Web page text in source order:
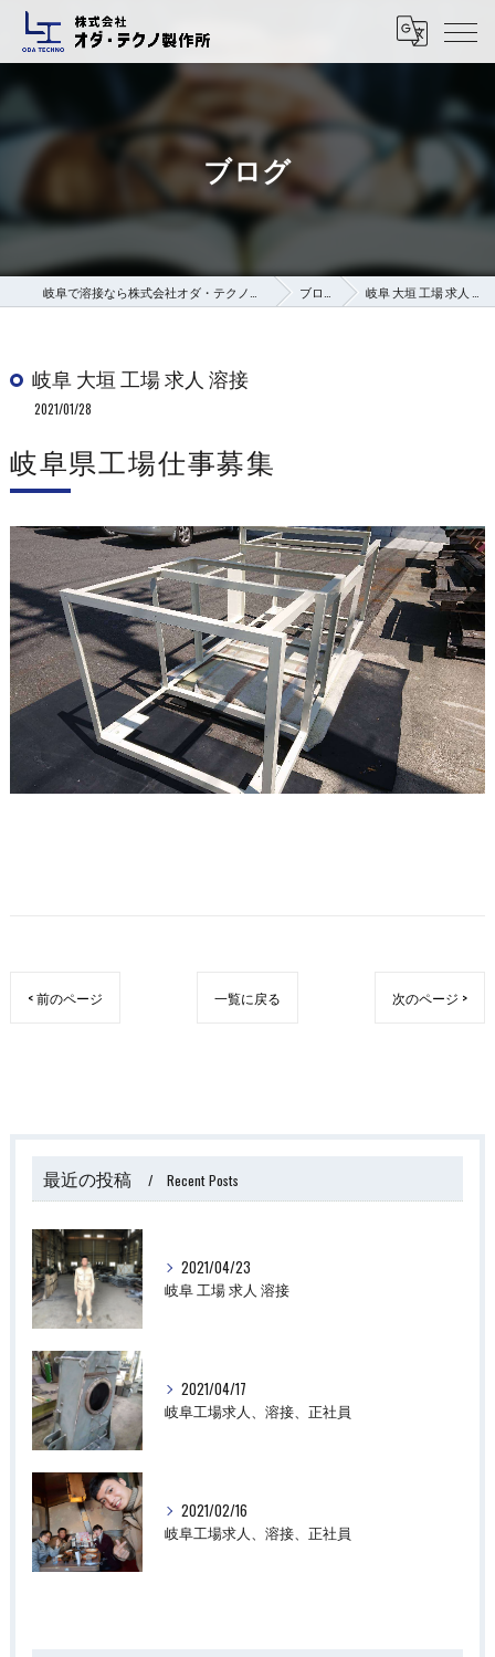
ブログ
ブログ 岐阜 大垣 工場 求人 溶接
岐阜 大垣 工場 求人 溶接
2021/01/28
岐阜県工場仕事募集
< 前のページ 一覧に戻る 次のページ >
最近の投稿 Recent Posts
2021/04/23
岐阜 工場 求人 溶接
2021/04/17
岐阜工場求人、溶接、正社員
2021/02/16
岐阜工場求人、溶接、正社員